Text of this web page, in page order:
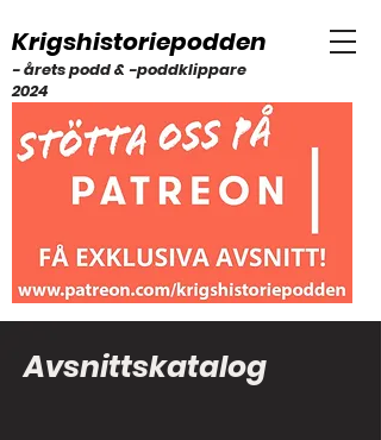
Krigshistoriepodden
- årets podd & -poddklippare
2024
Avsnittskatalog